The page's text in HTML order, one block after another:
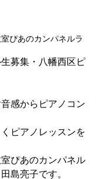
ぴあのカンパネルラ
募集・八幡西区ピ
感からピアノコン
ピアノレッスンを
ぴあのカンパネル
島亮子です。